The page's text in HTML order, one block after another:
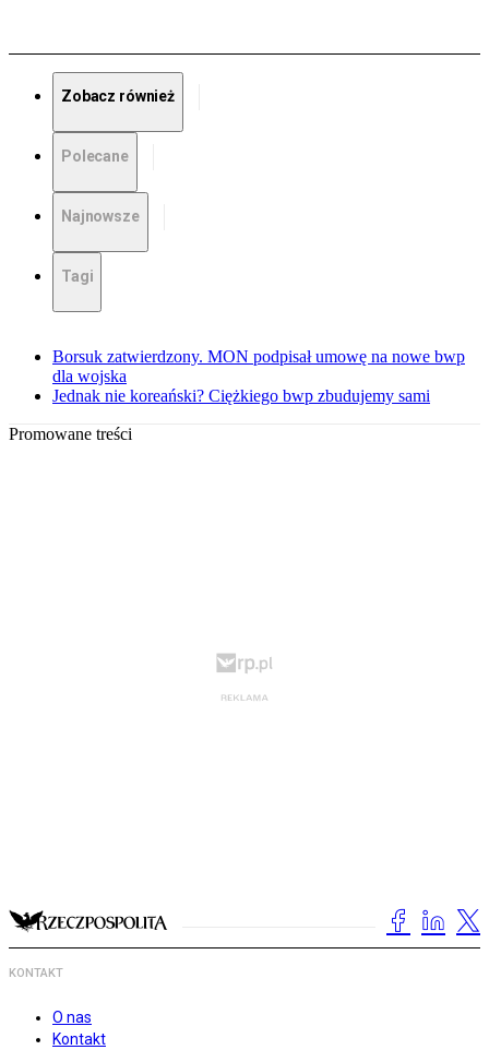
Zobacz również
Polecane
Najnowsze
Tagi
Borsuk zatwierdzony. MON podpisał umowę na nowe bwp
dla wojska
Jednak nie koreański? Ciężkiego bwp zbudujemy sami
Promowane treści
KONTAKT
O nas
Kontakt